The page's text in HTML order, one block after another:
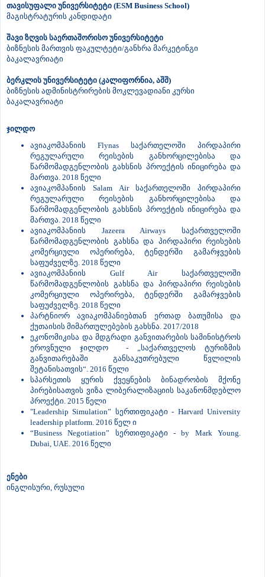
თავისუფალი უნივერსიტეტი (ESM Business School)
მაგისტრატურის კანდიდატი
შავი ზღვის საერთაშორისო უნივერსიტეტი
ბიზნესის მართვის ფაკულტეტი/განხრა მარკეტინგი
ბაკალავრიატი
ბერკლის უნივერსიტეტი (კალიფორნია, აშშ)
ბიზნესის ადმინისტრირების მოკლევადიანი კურსი
ბაკალავრიატი
ჯილდო
ავიაკომპანიის Flynas საქართელოში პირდაპირი
რეგულარული რეისების განხორცილებისა და
წარმომადგენლობის გახსნის პროექტის ინიცირება და
მართვა. 2018 წელი
ავიაკომპანიის Salam Air საქართელოში პირდაპირი
რეგულარული რეისების განხორცილებისა და
წარმომადგენლობის გახსნის პროექტის ინიცირება და
მართვა. 2018 წელი
ავიაკომპანიის Jazeera Airways საქართველოში
წარმომადგენლობის გახსნა და პირდაპირი რეისების
კომერციული ოპერირება, ტენდერში გამარჯვების
საფუძველზე. 2018 წელი
ავიაკომპანიის Gulf Air საქართველოში
წარმომადგენლობის გახსნა და პირდაპირი რეისების
კომერციული ოპერირება, ტენდერში გამარჯვების
საფუძველზე. 2018 წელი
პარტნიორ ავიაკომპანიებთან ერთად ბათუმისა და
ქუთაისის მიმართულებების გახსნა. 2017/2018
ეკონომიკისა და მდგრადი განვითარების სამინისტროს
ეროვნული ჯილდო - „საქართველოს ტურიზმის
განვითარებაში განსაკუთრებული წვლილის
შეტანისათვის“. 2016 წელი
სპარსეთის ყურის ქვეყნების ბინადრობის მქონე
პირებისათვის ვიზა ლიბერალიზაციის საკანონმდებლო
პროექტი. 2015 წელი
"Leadership Simulation” სერთიფიკატი - Harvard University
leadership platform. 2016 წელ ი
“Business Negotiation” სერთიფიკატი - by Mark Young.
Dubai, UAE. 2016 წელი
ენები
ინგლისური, რუსული